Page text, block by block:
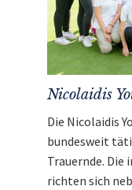
Nicolaidis
Die Nicolaidis
bundesweit
Trauernde.
richten sich